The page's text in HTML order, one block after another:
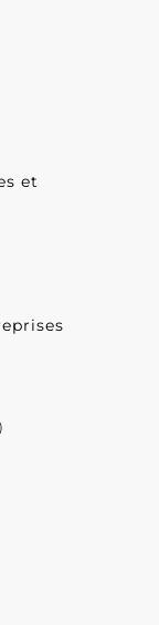
et